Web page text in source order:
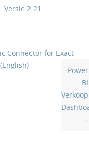
Versie 2.21
Connector for Exact
Power
BI
Verkoop
→